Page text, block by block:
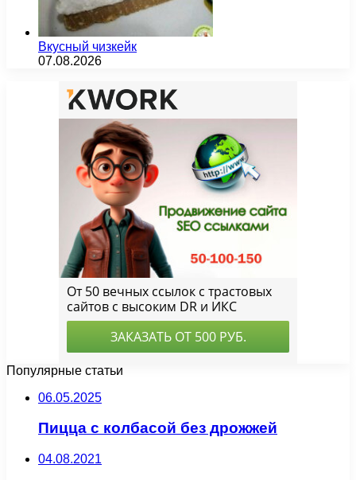
Вкусный чизкейк
07.08.2026
Популярные статьи
06.05.2025
Пицца с колбасой без дрожжей
04.08.2021